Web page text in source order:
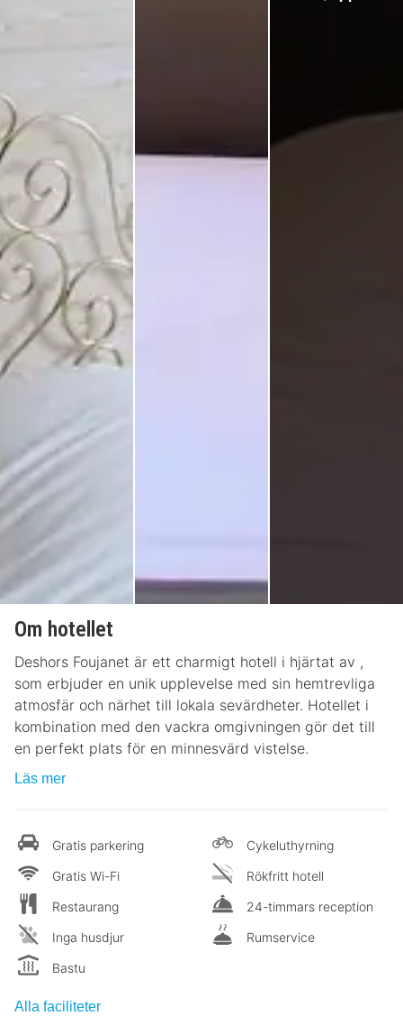
Om hotellet
Deshors Foujanet är ett charmigt hotell i hjärtat av ,
som erbjuder en unik upplevelse med sin hemtrevliga
atmosfär och närhet till lokala sevärdheter. Hotellet i
kombination med den vackra omgivningen gör det till
en perfekt plats för en minnesvärd vistelse.
Läs mer
Gratis parkering
Gratis Wi-Fi
Restaurang
Inga husdjur
Bastu
Cykeluthyrning
Rökfritt hotell
24-timmars reception
Rumservice
Alla faciliteter